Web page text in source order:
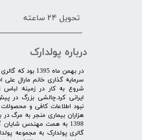
تحویل 24 ساعته
درباره پولدارک
در بهمن ماه 1395
سرمایه گذاری خانم مارال
شروع به کار در زمینه لباس
ایرانی کرد.چالشی بزرگ در
نبود اطلاعات کافی و
هزاران بیماری منجر به مرگ در
1398 به همت مهندس
گالری پولدارک به مجموعه